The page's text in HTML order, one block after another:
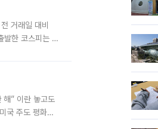
거래일 대비
한 코스피는 장
해” 이란 놓고도
국 주도 평화위